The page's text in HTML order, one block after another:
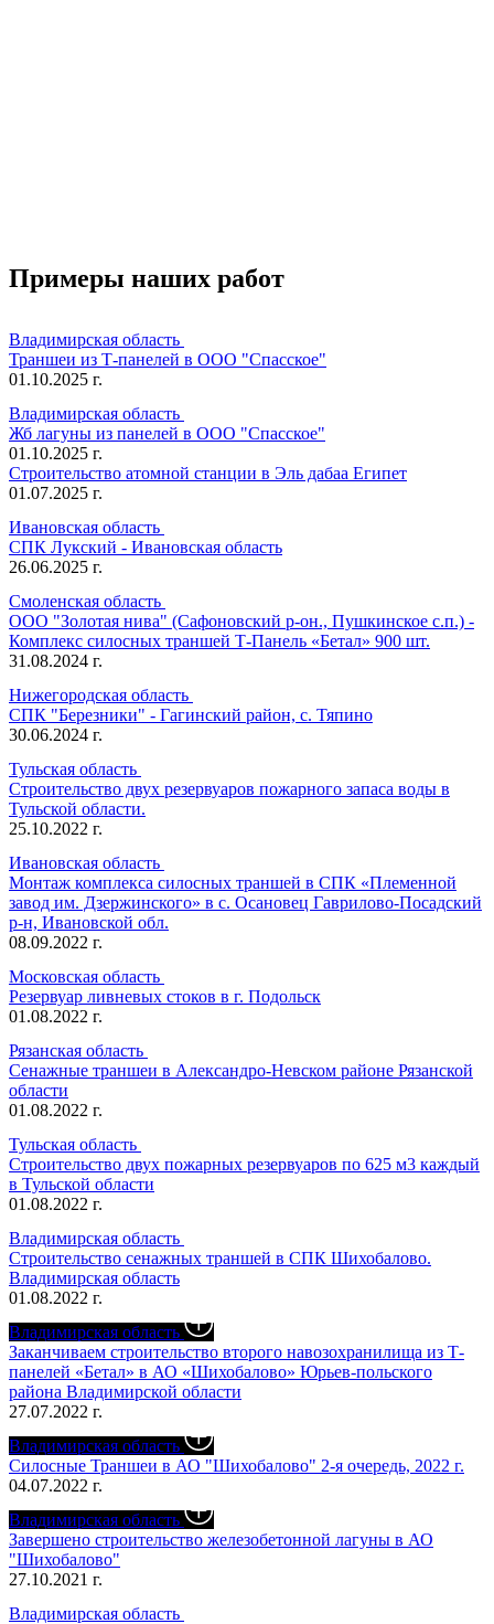
Примеры наших работ
Владимирская область
Траншеи из Т-панелей в ООО "Спасское"
01.10.2025 г.
Владимирская область
Жб лагуны из панелей в ООО "Спасское"
01.10.2025 г.
Строительство атомной станции в Эль дабаа Египет
01.07.2025 г.
Ивановская область
СПК Лукский - Ивановская область
26.06.2025 г.
Смоленская область
ООО "Золотая нива" (Сафоновский р-он., Пушкинское с.п.) -
Комплекс силосных траншей Т-Панель «Бетал» 900 шт.
31.08.2024 г.
Нижегородская область
СПК "Березники" - Гагинский район, с. Тяпино
30.06.2024 г.
Тульская область
Строительство двух резервуаров пожарного запаса воды в
Тульской области.
25.10.2022 г.
Ивановская область
Монтаж комплекса силосных траншей в СПК «Племенной
завод им. Дзержинского» в с. Осановец Гаврилово-Посадский
р-н, Ивановской обл.
08.09.2022 г.
Московская область
Резервуар ливневых стоков в г. Подольск
01.08.2022 г.
Рязанская область
Сенажные траншеи в Александро-Невском районе Рязанской
области
01.08.2022 г.
Тульская область
Строительство двух пожарных резервуаров по 625 м3 каждый
в Тульской области
01.08.2022 г.
Владимирская область
Строительство сенажных траншей в СПК Шихобалово.
Владимирская область
01.08.2022 г.
Владимирская область
Заканчиваем строительство второго навозохранилища из Т-
панелей «Бетал» в АО «Шихобалово» Юрьев-польского
района Владимирской области
27.07.2022 г.
Владимирская область
Силосные Траншеи в АО "Шихобалово" 2-я очередь, 2022 г.
04.07.2022 г.
Владимирская область
Завершено строительство железобетонной лагуны в АО
"Шихобалово"
27.10.2021 г.
Владимирская область